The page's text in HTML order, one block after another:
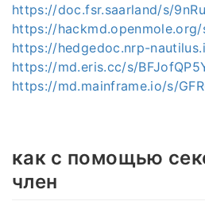
https://doc.fsr.saarland/s/
https://hackmd.openmole.org/
https://hedgedoc.nrp-
https://md.eris.cc/s/
https://md.mainframe.io/s/
как с помощью
член